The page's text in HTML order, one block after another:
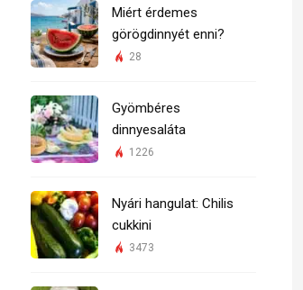
Miért érdemes
görögdinnyét enni?
28
Gyömbéres
dinnyesaláta
1226
Nyári hangulat: Chilis
cukkini
3473